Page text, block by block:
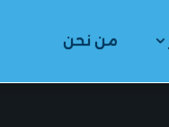
من نحن